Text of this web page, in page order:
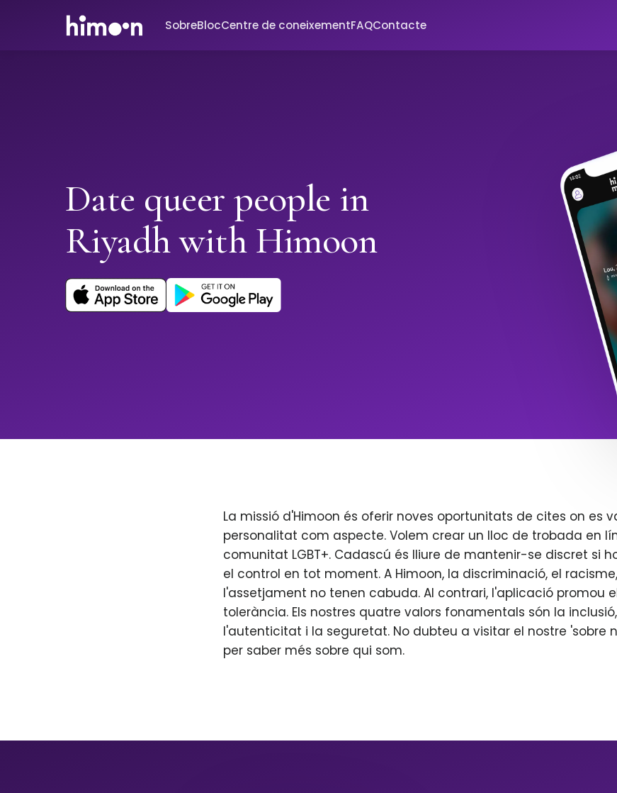
SobreBlocCentre de coneixementFAQContacte
Date queer people in
Riyadh with Himoon
La missió d'Himoon és oferir noves oportunitats de cites on es
personalitat com aspecte. Volem crear un lloc de trobada en
comunitat LGBT+. Cadascú és lliure de mantenir-se discret si
el control en tot moment. A Himoon, la discriminació, el
l'assetjament no tenen cabuda. Al contrari, l'aplicació promou
tolerància. Els nostres quatre valors fonamentals són la
l'autenticitat i la seguretat. No dubteu a visitar el nostre 'sobre
per saber més sobre qui som.